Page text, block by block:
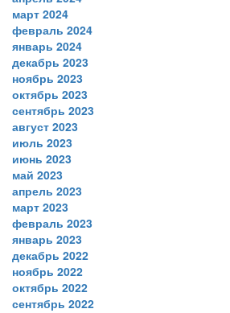
март 2024
февраль 2024
январь 2024
декабрь 2023
ноябрь 2023
октябрь 2023
сентябрь 2023
август 2023
июль 2023
июнь 2023
май 2023
апрель 2023
март 2023
февраль 2023
январь 2023
декабрь 2022
ноябрь 2022
октябрь 2022
сентябрь 2022